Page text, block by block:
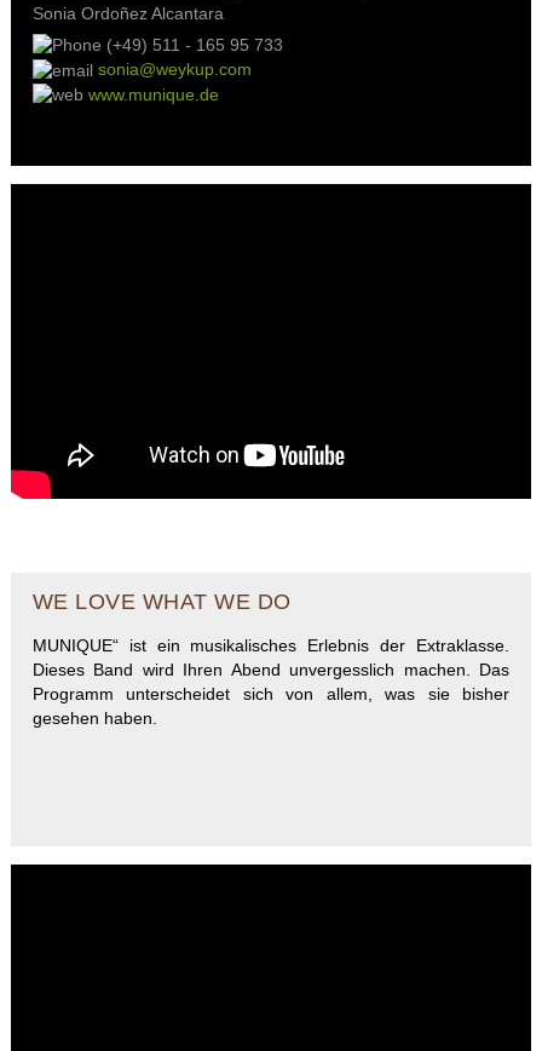
Sonia Ordoñez Alcantara
(+49) 511 - 165 95 733
sonia@weykup.com
www.munique.de
WE LOVE WHAT WE DO
MUNIQUE“ ist ein musikalisches Erlebnis der Extraklasse.
Dieses Band wird Ihren Abend unvergesslich machen. Das
Programm unterscheidet sich von allem, was sie bisher
gesehen haben.